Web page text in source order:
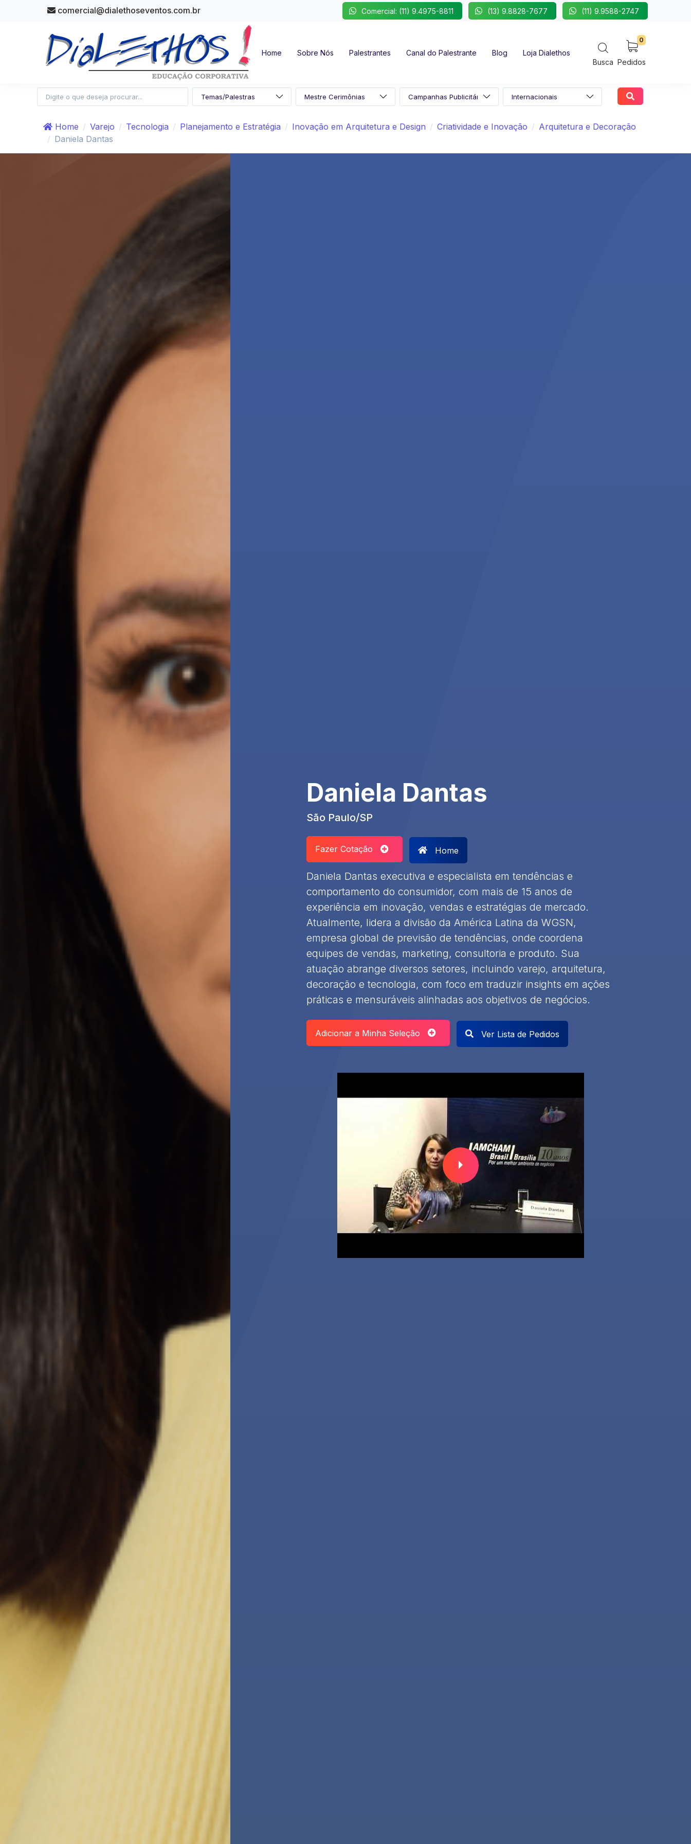
comercial@dialethoseventos.com.br Comercial: (11) 9.4975-8811 (13) 9.8828-7677 (11) 9.9588-2747
Home Sobre Nós Palestrantes Canal do Palestrante Blog
Loja Dialethos
Busca
0
Pedidos
Home Varejo Tecnologia Planejamento e Estratégia Inovação em Arquitetura e Design Criatividade e Inovação
Arquitetura e Decoração
Daniela Dantas
Daniela Dantas
São Paulo/SP
Fazer Cotação Home
Daniela Dantas executiva e especialista em tendências e
comportamento do consumidor, com mais de 15 anos de
experiência em inovação, vendas e estratégias de mercado.
Atualmente, lidera a divisão da América Latina da WGSN,
empresa global de previsão de tendências, onde coordena
equipes de vendas, marketing, consultoria e produto. Sua
atuação abrange diversos setores, incluindo varejo, arquitetura,
decoração e tecnologia, com foco em traduzir insights em ações
práticas e mensuráveis alinhadas aos objetivos de negócios.
Adicionar a Minha Seleção Ver Lista de Pedidos